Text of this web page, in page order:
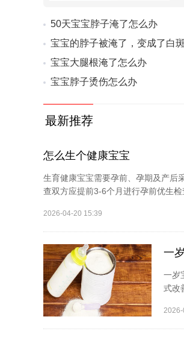
50天宝宝脖子淹了怎么办
宝宝的脖子被淹了，变成了白斑
宝宝大腿根淹了怎么办
宝宝脖子烫伤怎么办
最新推荐
怎么生个健康宝宝
生育健康宝宝需要孕前、孕期及产后
查双方应提前3-6个月进行孕前优生
2026-04-20 15:39
一
一岁
式改